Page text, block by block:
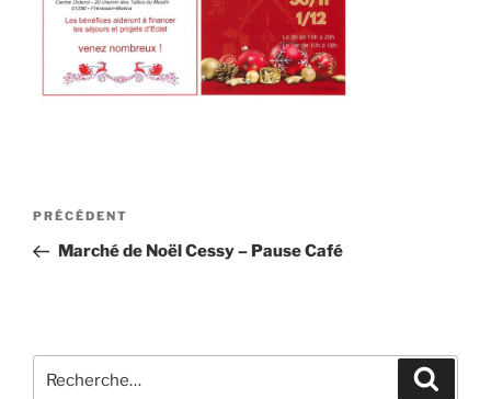
Navigation
l’article
Article
précédent
PRÉCÉDENT
Marché de Noël Cessy – Pause Café
pour